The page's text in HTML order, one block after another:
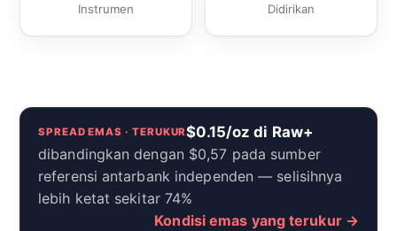
Instrumen Didirikan
SPREAD EMAS · TERUKUR$0.15/oz di Raw+
dibandingkan dengan $0,57 pada sumber
referensi antarbank independen — selisihnya
lebih ketat sekitar 74%
Kondisi emas yang terukur →